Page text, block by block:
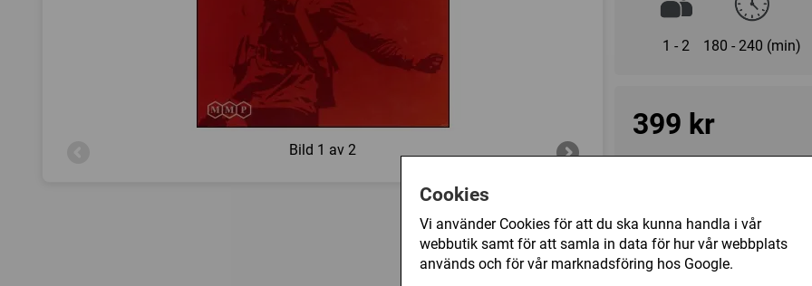
Cookies
Vi använder Cookies för att du ska kunna handla i vår
webbutik samt för att samla in data för hur vår webbplats
används och för vår marknadsföring hos Google.
Bild 1 av 2
1 - 2 180 - 240 (min)
399 kr
Innehållsförteckning
1 map (34"x24")